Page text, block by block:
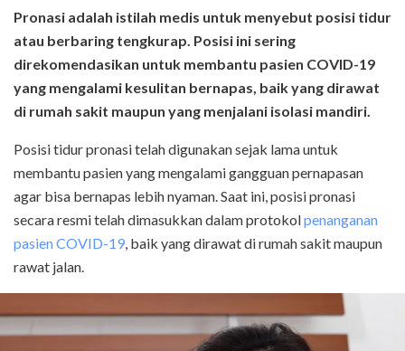
Pronasi adalah istilah medis untuk menyebut posisi tidur
atau berbaring tengkurap. Posisi ini sering
direkomendasikan untuk membantu pasien COVID-19
yang mengalami kesulitan bernapas, baik yang dirawat
di rumah sakit maupun yang menjalani isolasi mandiri.
Posisi tidur pronasi telah digunakan sejak lama untuk
membantu pasien yang mengalami gangguan pernapasan
agar bisa bernapas lebih nyaman. Saat ini, posisi pronasi
secara resmi telah dimasukkan dalam protokolpenanganan
pasien COVID-19, baik yang dirawat di rumah sakit maupun
rawat jalan.